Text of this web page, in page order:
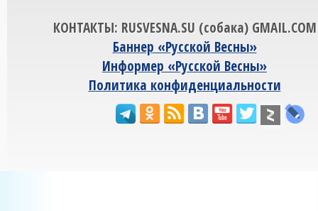
КОНТАКТЫ: RUSVESNA.SU (собака) GMAIL.COM
Баннер «Русской Весны»
Информер «Русской Весны»
Политика конфиденциальности